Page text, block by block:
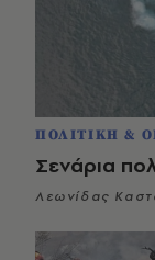
ΠΟΛΙΤΙΚΗ &
Σενάρια
Λεωνίδας